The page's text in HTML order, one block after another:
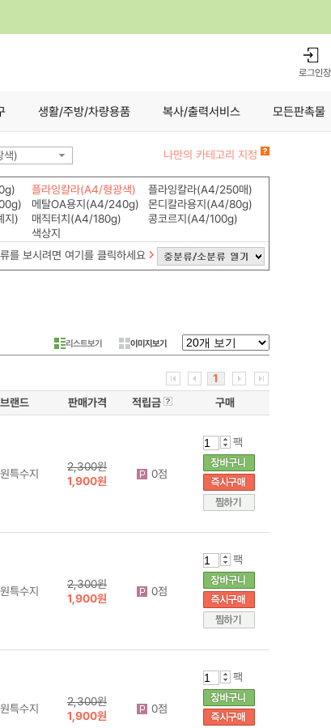
로그인
생활/주방/차량용품 복사/출력서비스 모든판촉물
색) 나만의 카테고리 지정
플라잉칼라(A4/형광색)
플라잉칼라(A4/250매)
메탈OA용지(A4/240g)
몬디칼라용지(A4/80g)
지) 매직터치(A4/180g)
콩코르지(A4/100g)
색상지
를 보시려면 여기를 클릭하세요
리스트보기 이미지보기
1
브랜드 판매가격 적립금 구매
특수지
2,300원
1,900원
0점
팩
특수지
2,300원
1,900원
0점
팩
특수지
2,300원
1,900원
0점
팩